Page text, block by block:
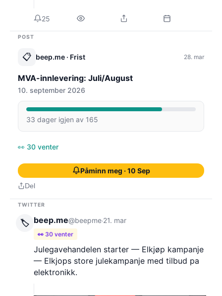
25
POST
📋 beep.me · Frist 28. mar
MVA-innlevering: Juli/August
10. september 2026
33 dager igjen av 165
👀 30 venter
Påminn meg · 10 Sep
Del
TWITTER
🏷️ beep.me@beepme·21. mar
👀 30 venter
Julegavehandelen starter — Elkjøp kampanje
— Elkjops store julekampanje med tilbud pa
elektronikk.